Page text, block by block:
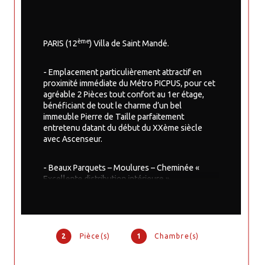
2 Pièce(s) 1 Chambre(s)
PARIS (12ème) Villa de Saint Mandé.
- Emplacement particulièrement attractif en
proximité immédiate du Métro PICPUS, pour cet
agréable 2 Pièces tout confort au 1er étage,
bénéficiant de tout le charme d’un bel
immeuble Pierre de Taille parfaitement
entretenu datant du début du XXème siècle
avec Ascenseur.
- Beaux Parquets – Moulures – Cheminée «
Excellente distribution intérieure »